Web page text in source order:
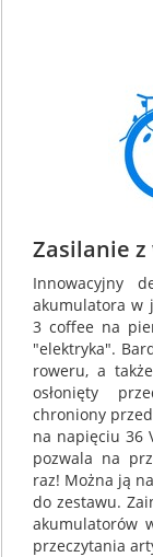
Zasilanie
Innowacyjny
akumulatora w
3 coffee na
"elektryka".
roweru, a
osłonięty
chroniony
na napięciu 36
pozwala na
raz! Można ją
do zestawu.
akumulatorów
przeczytania